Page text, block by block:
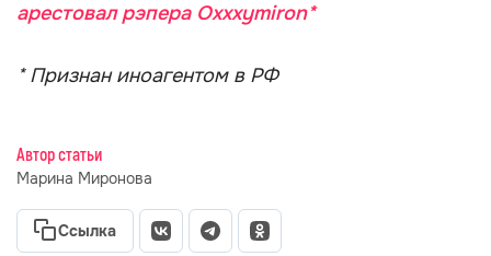
арестовал рэпера Oxxxymiron*
* Признан иноагентом в РФ
Автор статьи
Марина Миронова
Ссылка